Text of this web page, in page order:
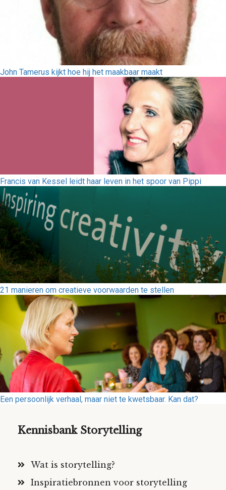
John Tamerus kijkt hoe hij het maakbaar maakt
Francis van Kessel leidt haar leven in het spoor van Pippi
21 manieren om creatieve voorwaarden te stellen
Een persoonlijk verhaal, maar niet te kwetsbaar. Kan dat?
Kennisbank Storytelling
Wat is storytelling?
Inspiratiebronnen voor storytelling